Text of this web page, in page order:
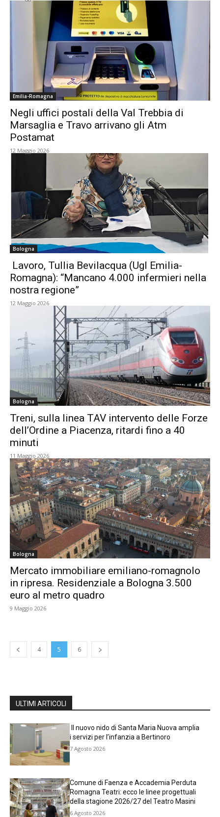
Emilia-Romagna
Negli uffici postali della Val Trebbia di
Marsaglia e Travo arrivano gli Atm
Postamat
12 Maggio 2026
Bologna
Lavoro, Tullia Bevilacqua (Ugl Emilia-
Romagna): “Mancano 4.000 infermieri nella
nostra regione”
12 Maggio 2026
Bologna
Treni, sulla linea TAV intervento delle Forze
dell’Ordine a Piacenza, ritardi fino a 40
minuti
11 Maggio 2026
Bologna
Mercato immobiliare emiliano-romagnolo
in ripresa. Residenziale a Bologna 3.500
euro al metro quadro
9 Maggio 2026
4 5 6
ULTIMI ARTICOLI
Il nuovo nido di Santa Maria Nuova amplia
i servizi per l’infanzia a Bertinoro
7 Agosto 2026
Comune di Faenza e Accademia Perduta
Romagna Teatri: ecco le linee progettuali
della stagione 2026/27 del Teatro Masini
6 Agosto 2026